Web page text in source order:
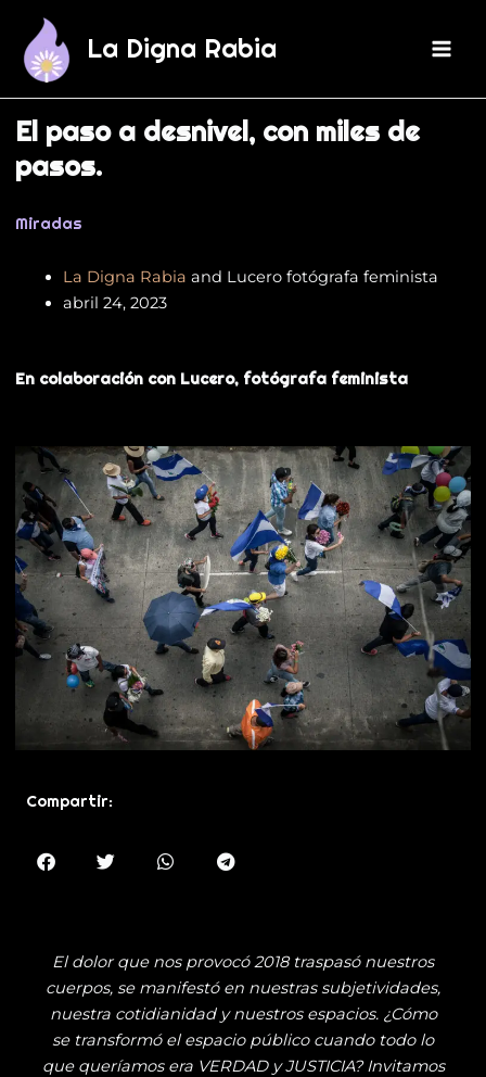
contenido
La Digna Rabia
El paso a desnivel, con miles de
pasos.
Miradas
La Digna Rabia and Lucero fotógrafa feminista
abril 24, 2023
En colaboración con Lucero, fotógrafa feminista
Compartir:
El dolor que nos provocó 2018 traspasó nuestros
cuerpos, se manifestó en nuestras subjetividades,
nuestra cotidianidad y nuestros espacios. ¿Cómo
se transformó el espacio público cuando todo lo
que queríamos era VERDAD y JUSTICIA? Invitamos